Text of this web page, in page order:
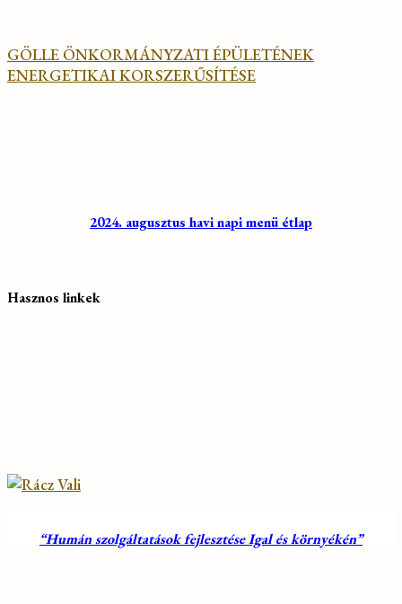
GÖLLE ÖNKORMÁNYZATI ÉPÜLETÉNEK
ENERGETIKAI KORSZERŰSÍTÉSE
2024. augusztus havi napi menü étlap
Hasznos linkek
“Humán szolgáltatások fejlesztése Igal és környékén”